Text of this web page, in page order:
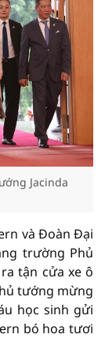
Jacinda
và Đoàn Đại
trường Phủ
tận cửa xe ô
tướng mừng
học sinh gửi
bó hoa tươi